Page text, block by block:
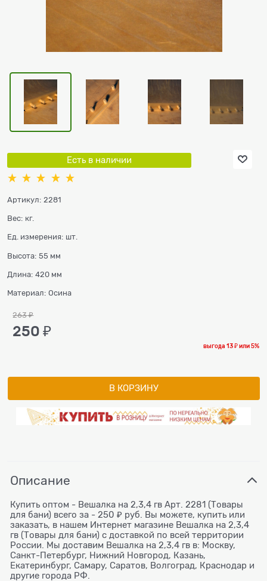
Есть в наличии
Артикул: 2281
Вес: кг.
Ед. измерения: шт.
Высота: 55 мм
Длина: 420 мм
Материал: Осина
263 ₽
250 ₽
выгода13 ₽или5%
В КОРЗИНУ
Описание
Купить оптом - Вешалка на 2,3,4 гв Арт. 2281 (Товары
для бани) всего за - 250 ₽ руб. Вы можете, купить или
заказать, в нашем Интернет магазине Вешалка на 2,3,4
гв (Товары для бани) с доставкой по всей территории
России. Мы доставим Вешалка на 2,3,4 гв в: Москву,
Санкт-Петербург, Нижний Новгород, Казань,
Екатеринбург, Самару, Саратов, Волгоград, Краснодар и
другие города РФ.